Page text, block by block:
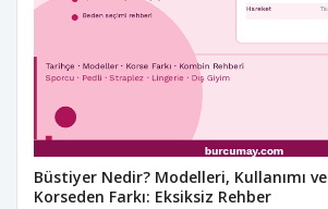
Büstiyer Nedir? Modelleri, Kullanımı ve
Korseden Farkı: Eksiksiz Rehber